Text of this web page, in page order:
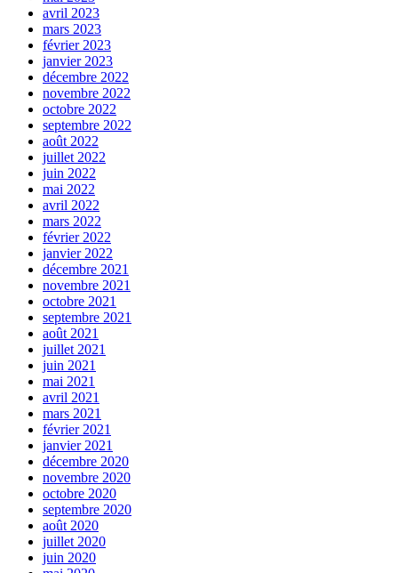
avril 2023
mars 2023
février 2023
janvier 2023
décembre 2022
novembre 2022
octobre 2022
septembre 2022
août 2022
juillet 2022
juin 2022
mai 2022
avril 2022
mars 2022
février 2022
janvier 2022
décembre 2021
novembre 2021
octobre 2021
septembre 2021
août 2021
juillet 2021
juin 2021
mai 2021
avril 2021
mars 2021
février 2021
janvier 2021
décembre 2020
novembre 2020
octobre 2020
septembre 2020
août 2020
juillet 2020
juin 2020